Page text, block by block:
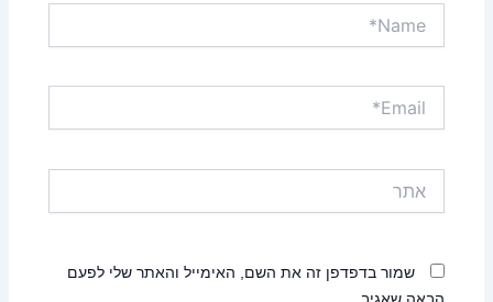
שמור בדפדפן זה את השם, האימייל והאתר שלי לפעם